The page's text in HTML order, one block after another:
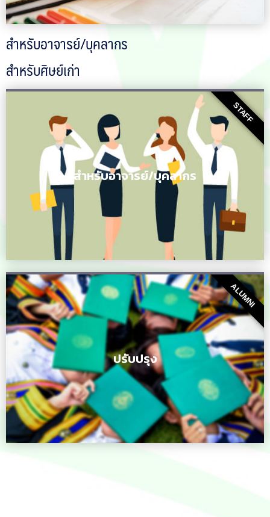
สำหรับอาจารย์/บุคลากร
สำหรับศิษย์เก่า
สำหรับอาจารย์/บุคลากร
STAFF
ปรับปรุง
ALUMNI